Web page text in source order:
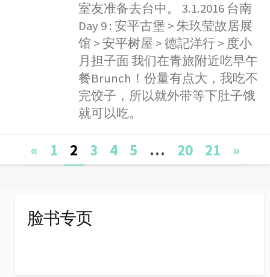
室友准备去台中。 3.1.2016 台南
Day 9 : 安平古堡 > 朱玖莹故居展
馆 > 安平树屋 > 德記洋行 > 度小
月担子面 我们在青旅附近吃早午
餐Brunch！份量有点大，我吃不
完饺子，所以就外带等下肚子饿
就可以吃。
Posts
« 1 2 3 4 5 … 20 21 »
脸书专页